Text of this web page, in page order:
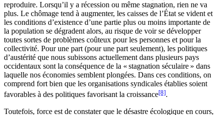
reproduire. Lorsqu’il y a récession ou même stagnation, rien ne va
plus. Le chômage tend à augmenter, les caisses de l’État se vident et
les conditions d’existence d’une partie plus ou moins importante de
la population se dégradent alors, au risque de voir se développer
toutes sortes de problèmes coûteux pour les personnes et pour la
collectivité. Pour une part (pour une part seulement), les politiques
d’austérité que nous subissons actuellement dans plusieurs pays
occidentaux sont la conséquence de la « stagnation séculaire » dans
laquelle nos économies semblent plongées. Dans ces conditions, on
comprend fort bien que les organisations syndicales établies soient
favorables à des politiques favorisant la croissance[8].
Toutefois, force est de constater que le désastre écologique en cours,